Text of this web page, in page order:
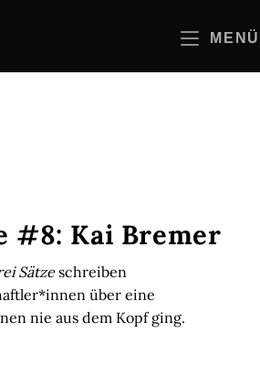
MENÜ
#8: Kai Bremer
Sätzeschreiben
über eine
nie aus dem Kopf ging.